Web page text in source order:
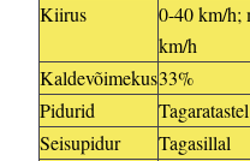
Kiirus
0-40 km/h;
km/h
Kaldevõimekus33%
Pidurid
Seisupidur
Tagasillal